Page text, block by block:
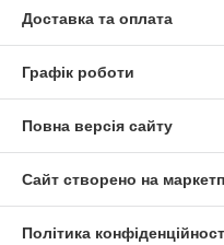
Доставка та оплата
Графік роботи
Повна версія сайту
Сайт створено на
Політика